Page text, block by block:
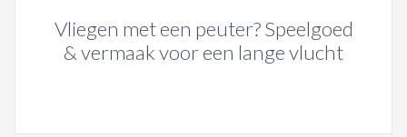
Vliegen met een peuter? Speelgoed
& vermaak voor een lange vlucht